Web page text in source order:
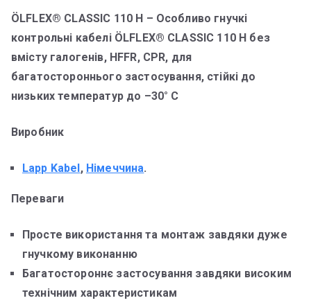
ÖLFLEX® CLASSIC 110 H – Особливо гнучкі
контрольні кабелі ÖLFLEX® CLASSIC 110 H без
вмісту галогенів, HFFR, CPR, для
багатостороннього застосування, стійкі до
низьких температур до –30° C
Виробник
Lapp Kabel, Німеччина.
Переваги
Просте використання та монтаж завдяки дуже
гнучкому виконанню
Багатостороннє застосування завдяки високим
технічним характеристикам